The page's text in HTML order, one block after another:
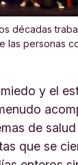
décadas
las personas
y el
de
que se